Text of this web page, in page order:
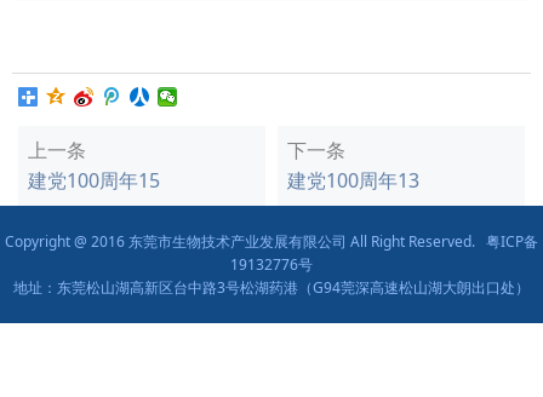
上一条
建党100周年15
下一条
建党100周年13
Copyright @ 2016 东莞市生物技术产业发展有限公司 All Right Reserved. 粤ICP备
19132776号
地址：东莞松山湖高新区台中路3号松湖药港（G94莞深高速松山湖大朗出口处）